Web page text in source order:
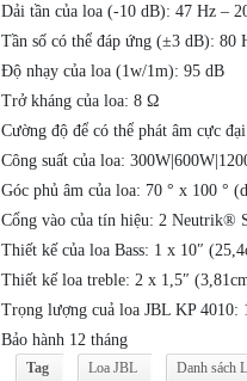
Dải tần của loa (-10 dB): 47 Hz –
Tần số có thể đáp ứng (±3 dB): 80
Độ nhạy của loa (1w/1m): 95 dB
Trở kháng của loa: 8 Ω
Cường độ để có thể phát âm cực
Công suất của loa:
Góc phủ âm của loa: 70 ° x 100 °
Cổng vào của tín hiệu: 2 Neutrik®
Thiết kế của loa Bass: 1 x 10″
Thiết kế loa treble: 2 x 1,5″
Trọng lượng cuả loa JBL KP 4010:
Bảo hành 12 tháng
Tag Loa JBL Danh sách